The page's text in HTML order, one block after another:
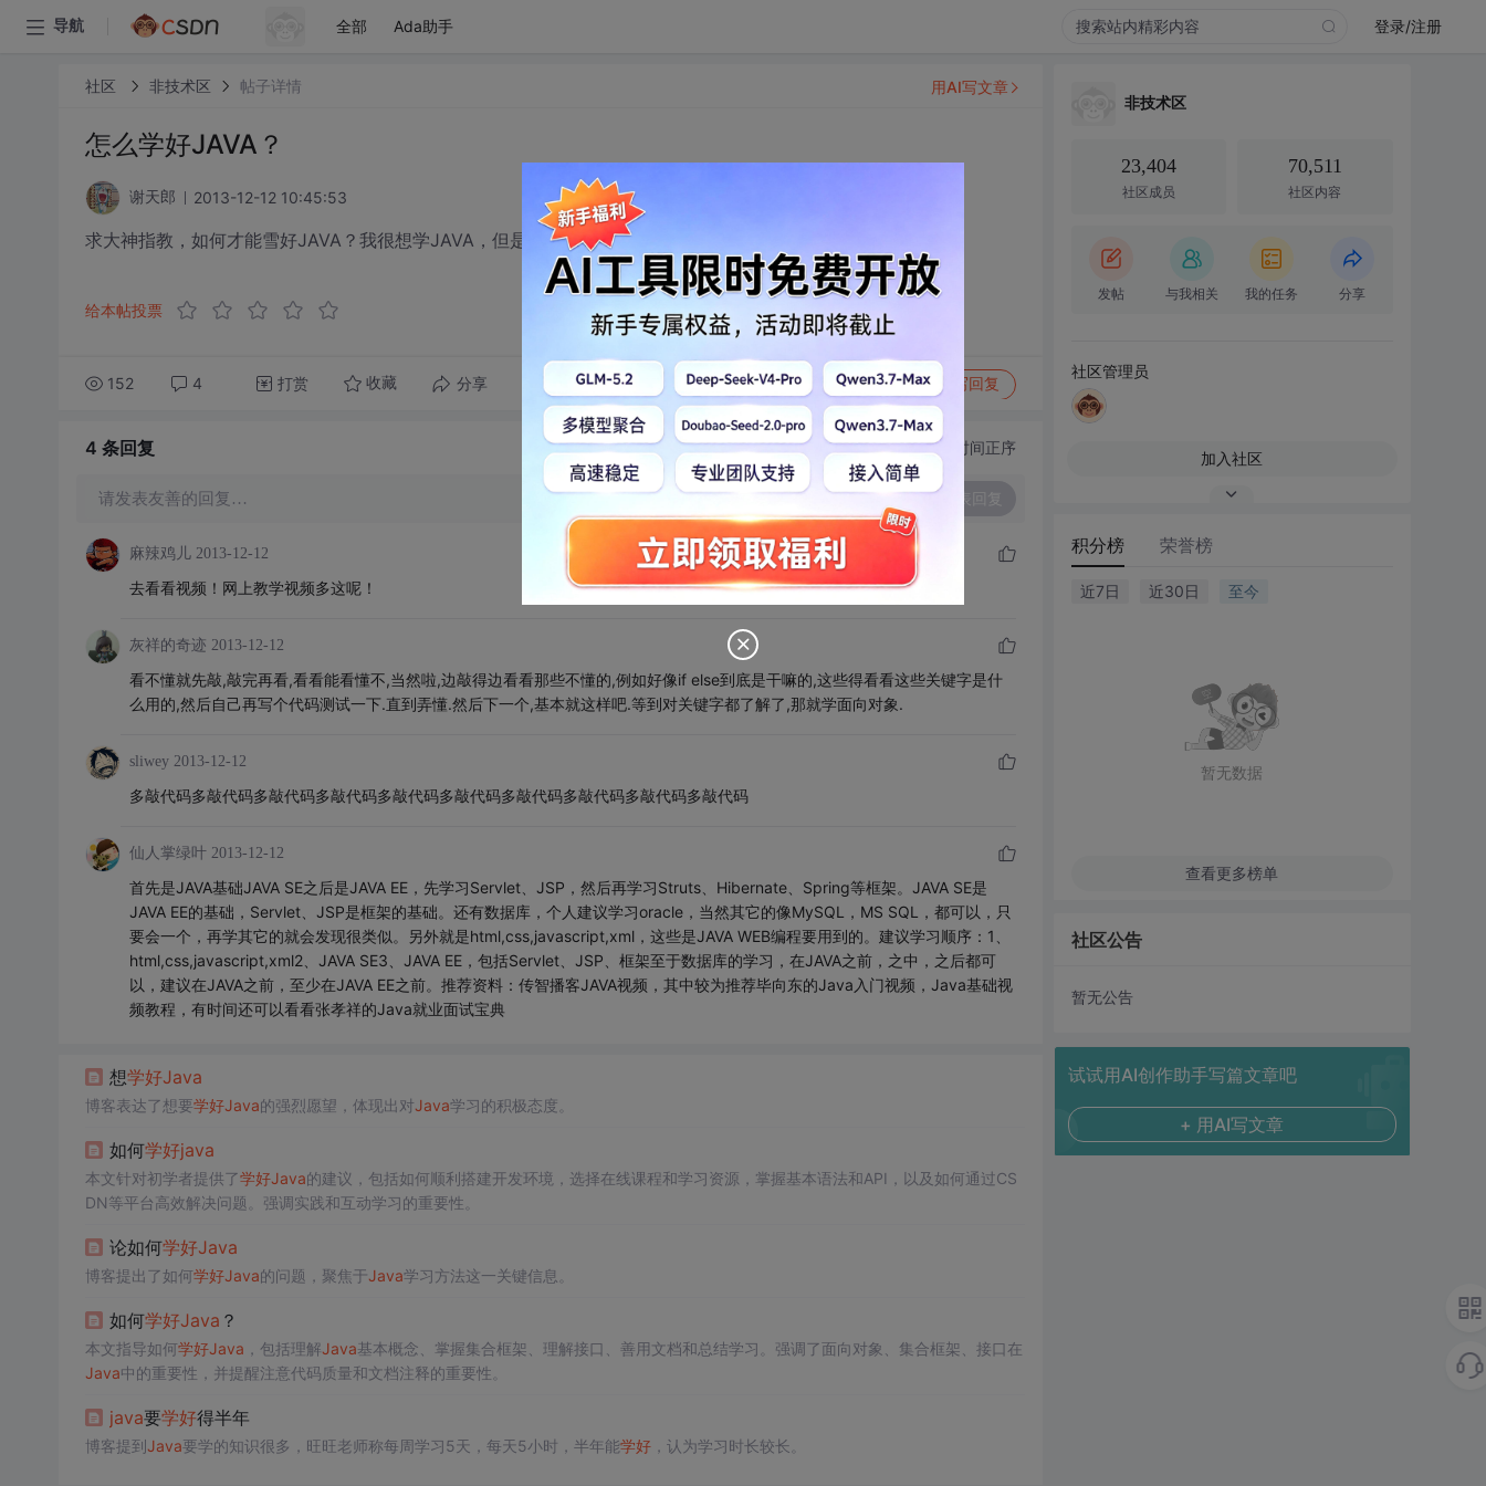
导航 全部 Ada助手 登录/注册
社区 非技术区 帖子详情
怎么学好JAVA？
谢天郎 2013-12-12 10:45:53
求大神指教，如何才能雪好JAVA？我很想学JAVA，但是，看书总是看不懂，怎么办？？
给本帖投票
152 4 打赏 收藏 分享 转发到动态 举报 写回复
用AI写文章
4 条回复 切换为时间正序
请发表友善的回复…
麻辣鸡儿 2013-12-12
去看看视频！网上教学视频多这呢！
灰祥的奇迹 2013-12-12
看不懂就先敲,敲完再看,看看能看懂不,当然啦,边敲得边看看那些不懂的,例如好像if else到底是干嘛的,这些得看看这些关键字是什
么用的,然后自己再写个代码测试一下.直到弄懂.然后下一个,基本就这样吧.等到对关键字都了解了,那就学面向对象.
sliwey 2013-12-12
多敲代码多敲代码多敲代码多敲代码多敲代码多敲代码多敲代码多敲代码多敲代码多敲代码
仙人掌绿叶 2013-12-12
首先是JAVA基础JAVA SE之后是JAVA EE，先学习Servlet、JSP，然后再学习Struts、Hibernate、Spring等框架。JAVA SE是
JAVA EE的基础，Servlet、JSP是框架的基础。还有数据库，个人建议学习oracle，当然其它的像MySQL，MS SQL，都可以，只
要会一个，再学其它的就会发现很类似。另外就是html,css,javascript,xml，这些是JAVA WEB编程要用到的。建议学习顺序：1、
html,css,javascript,xml2、JAVA SE3、JAVA EE，包括Servlet、JSP、框架至于数据库的学习，在JAVA之前，之中，之后都可
以，建议在JAVA之前，至少在JAVA EE之前。推荐资料：传智播客JAVA视频，其中较为推荐毕向东的Java入门视频，Java基础视
频教程，有时间还可以看看张孝祥的Java就业面试宝典
想学好Java
博客表达了想要学好Java的强烈愿望，体现出对Java学习的积极态度。
如何学好java
本文针对初学者提供了学好Java的建议，包括如何顺利搭建开发环境，选择在线课程和学习资源，掌握基本语法和API，以及如何通过CS
DN等平台高效解决问题。强调实践和互动学习的重要性。
论如何学好Java
博客提出了如何学好Java的问题，聚焦于Java学习方法这一关键信息。
如何学好Java ？
本文指导如何学好Java ，包括理解Java基本概念、掌握集合框架、理解接口、善用文档和总结学习。强调了面向对象、集合框架、接口在
Java中的重要性，并提醒注意代码质量和文档注释的重要性。
java要学好得半年
博客提到Java要学的知识很多，旺旺老师称每周学习5天，每天5小时，半年能学好，认为学习时长较长。
非技术区
23,404
社区成员
70,511
社区内容
发帖 与我相关 我的任务 分享
社区管理员
加入社区
积分榜 荣誉榜
近7日 近30日 至今
暂无数据
查看更多榜单
社区公告
暂无公告
试试用AI创作助手写篇文章吧
+ 用AI写文章